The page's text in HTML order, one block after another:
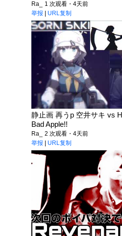
Ra_
1 次观看・4天前
举报
URL复制
静止画 再うp 空井サキ vs
Bad Apple!!
Ra_
2 次观看・4天前
举报
URL复制